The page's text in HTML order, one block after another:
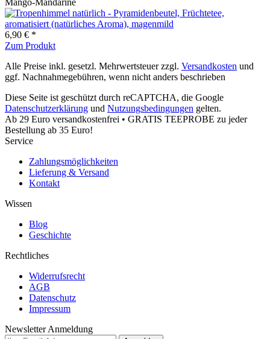
6,90 € *
Zum Produkt
Alle Preise inkl. gesetzl. Mehrwertsteuer zzgl. Versandkosten und
ggf. Nachnahmegebühren, wenn nicht anders beschrieben
Diese Seite ist geschützt durch reCAPTCHA, die Google
Datenschutzerklärung und Nutzungsbedingungen gelten.
Ab 29 Euro versandkostenfrei • GRATIS TEEPROBE zu jeder
Bestellung ab 35 Euro!
Service
Zahlungsmöglichkeiten
Lieferung & Versand
Kontakt
Wissen
Blog
Geschichte
Rechtliches
Widerrufsrecht
AGB
Datenschutz
Impressum
Newsletter Anmeldung